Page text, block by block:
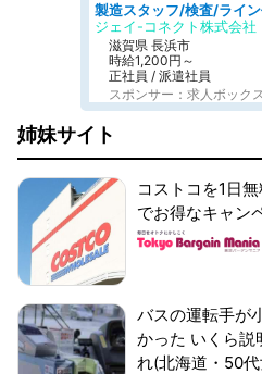
ジェイ-コネクト株式会社
滋賀県 長浜市
時給1,200円～
正社員 / 派遣社員
スポンサー：求人ボック
姉妹サイト
コストコを1日
でお得なキャン
バスの運転手が
かった いくら説
れ(北海道・50